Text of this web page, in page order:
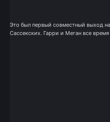
Это был первый совместный выход
Сассекских. Гарри и Меган все